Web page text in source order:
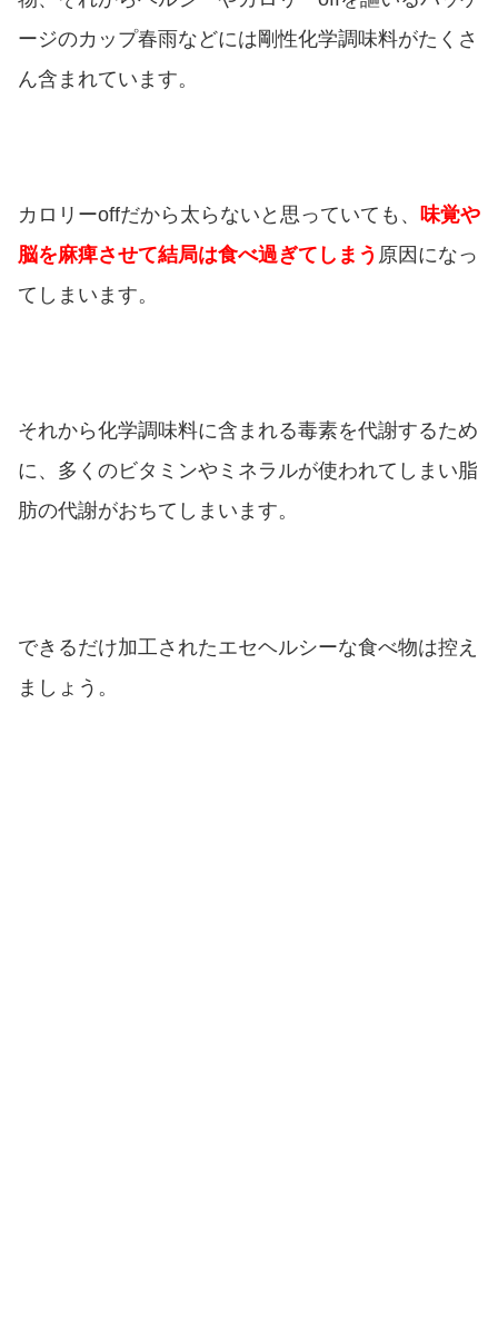
ージのカップ春雨などには剛性化学調味料がたくさ
ん含まれています。
カロリーoffだから太らないと思っていても、 味覚や
脳を麻痺させて結局は食べ過ぎてしまう 原因になっ
てしまいます。
それから化学調味料に含まれる毒素を代謝するため
に、多くのビタミンやミネラルが使われてしまい脂
肪の代謝がおちてしまいます。
できるだけ加工されたエセヘルシーな食べ物は控え
ましょう。